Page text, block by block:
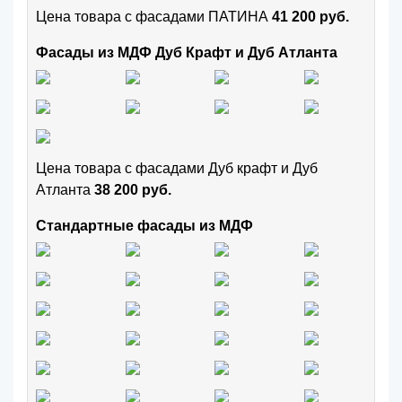
Цена товара с фасадами ПАТИНА 41 200 руб.
Фасады из МДФ Дуб Крафт и Дуб Атланта
Цена товара с фасадами Дуб крафт и Дуб
Атланта 38 200 руб.
Стандартные фасады из МДФ